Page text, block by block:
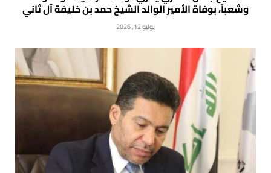
وشعباً، بوفاة الأمير الوالد الشيخ حمد بن خليفة آل ثاني
يوليو 12, 2026